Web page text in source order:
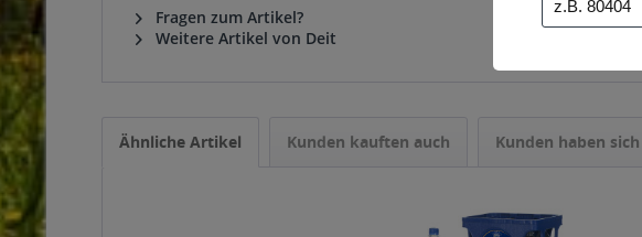
Fragen zum Artikel?
Weitere Artikel von Deit
Ähnliche Artikel Kunden kauften auch Kunden haben